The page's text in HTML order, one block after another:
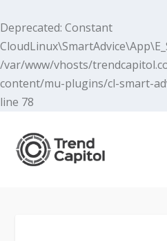
Deprecated: Constant
/var/www/vhosts/
content/mu-plugins/cl-smart-
line 78